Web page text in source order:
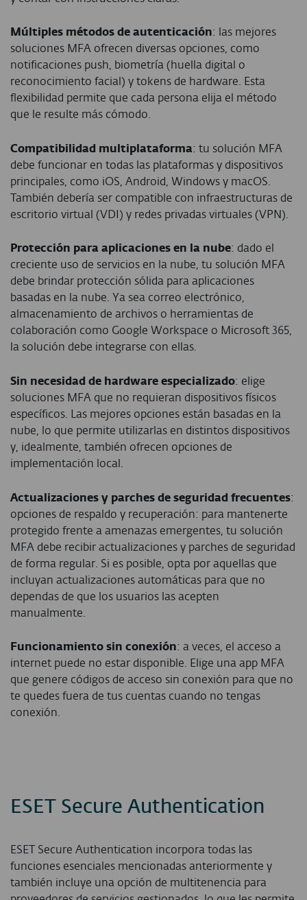
Múltiples métodos de autenticación: las mejores
soluciones MFA ofrecen diversas opciones, como
notificaciones push, biometría (huella digital o
reconocimiento facial) y tokens de hardware. Esta
flexibilidad permite que cada persona elija el método
que le resulte más cómodo.
Compatibilidad multiplataforma: tu solución MFA
debe funcionar en todas las plataformas y dispositivos
principales, como iOS, Android, Windows y macOS.
También debería ser compatible con infraestructuras de
escritorio virtual (VDI) y redes privadas virtuales (VPN).
Protección para aplicaciones en la nube: dado el
creciente uso de servicios en la nube, tu solución MFA
debe brindar protección sólida para aplicaciones
basadas en la nube. Ya sea correo electrónico,
almacenamiento de archivos o herramientas de
colaboración como Google Workspace o Microsoft 365,
la solución debe integrarse con ellas.
Sin necesidad de hardware especializado: elige
soluciones MFA que no requieran dispositivos físicos
específicos. Las mejores opciones están basadas en la
nube, lo que permite utilizarlas en distintos dispositivos
y, idealmente, también ofrecen opciones de
implementación local.
Actualizaciones y parches de seguridad frecuentes:
opciones de respaldo y recuperación: para mantenerte
protegido frente a amenazas emergentes, tu solución
MFA debe recibir actualizaciones y parches de seguridad
de forma regular. Si es posible, opta por aquellas que
incluyan actualizaciones automáticas para que no
dependas de que los usuarios las acepten
manualmente.
Funcionamiento sin conexión: a veces, el acceso a
internet puede no estar disponible. Elige una app MFA
que genere códigos de acceso sin conexión para que no
te quedes fuera de tus cuentas cuando no tengas
conexión.
ESET Secure Authentication
ESET Secure Authentication incorpora todas las
funciones esenciales mencionadas anteriormente y
también incluye una opción de multitenencia para